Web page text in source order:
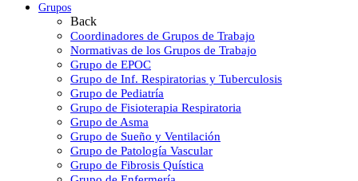
Grupos
Back
Coordinadores de Grupos de Trabajo
Normativas de los Grupos de Trabajo
Grupo de EPOC
Grupo de Inf. Respiratorias y Tuberculosis
Grupo de Pediatría
Grupo de Fisioterapia Respiratoria
Grupo de Asma
Grupo de Sueño y Ventilación
Grupo de Patología Vascular
Grupo de Fibrosis Quística